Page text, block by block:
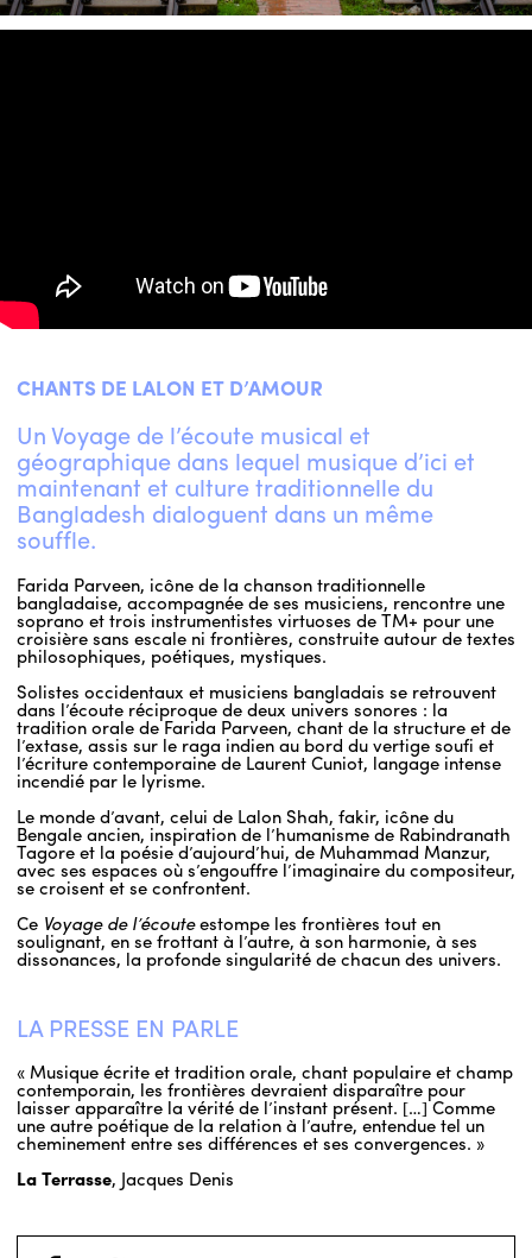
CHANTS DE LALON ET D’AMOUR
Un Voyage de l’écoute musical et
géographique dans lequel musique d’ici et
maintenant et culture traditionnelle du
Bangladesh dialoguent dans un même
souffle.
Farida Parveen, icône de la chanson traditionnelle
bangladaise, accompagnée de ses musiciens, rencontre une
soprano et trois instrumentistes virtuoses de TM+ pour une
croisière sans escale ni frontières, construite autour de textes
philosophiques, poétiques, mystiques.
Solistes occidentaux et musiciens bangladais se retrouvent
dans l’écoute réciproque de deux univers sonores : la
tradition orale de Farida Parveen, chant de la structure et de
l’extase, assis sur le raga indien au bord du vertige soufi et
l’écriture contemporaine de Laurent Cuniot, langage intense
incendié par le lyrisme.
Le monde d’avant, celui de Lalon Shah, fakir, icône du
Bengale ancien, inspiration de l’humanisme de Rabindranath
Tagore et la poésie d’aujourd’hui, de Muhammad Manzur,
avec ses espaces où s’engouffre l’imaginaire du compositeur,
se croisent et se confrontent.
Ce Voyage de l’écouteestompe les frontières tout en
soulignant, en se frottant à l’autre, à son harmonie, à ses
dissonances, la profonde singularité de chacun des univers.
LA PRESSE EN PARLE
« Musique écrite et tradition orale, chant populaire et champ
contemporain, les frontières devraient disparaître pour
laisser apparaître la vérité de l’instant présent. […] Comme
une autre poétique de la relation à l’autre, entendue tel un
cheminement entre ses différences et ses convergences. »
La Terrasse, Jacques Denis